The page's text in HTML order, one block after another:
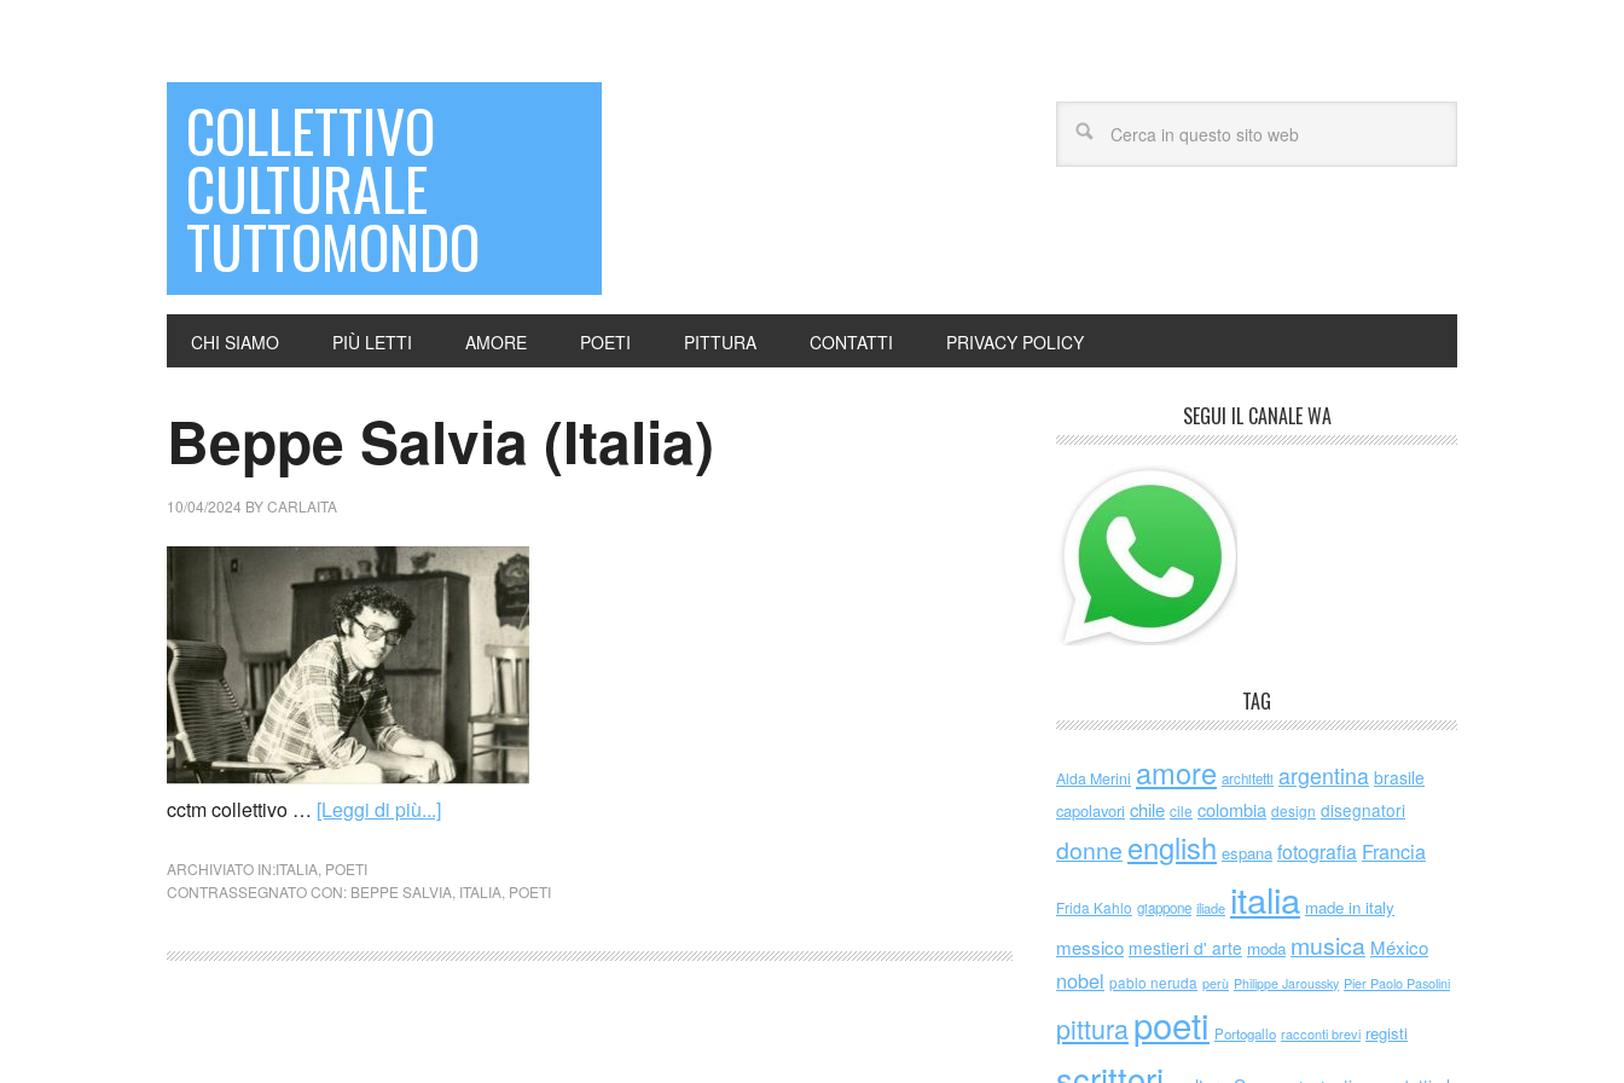
COLLETTIVO
CULTURALE
TUTTOMONDO
CHI SIAMO PIÙ LETTI AMORE POETI PITTURA CONTATTI PRIVACY POLICY
Beppe Salvia (Italia)
10/04/2024 BYCARLAITA
cctm collettivo … [Leggi di più...]
ARCHIVIATO IN:ITALIA POETI
CONTRASSEGNATO CON: BEPPE SALVIA ITALIA POETI
SEGUI IL CANALE WA
TAG
Alda Merini amore architetti argentina brasile
capolavori chile cile colombia design disegnatori
donne english espana fotografia Francia
Frida Kahlo giappone iliade italia made in italy
messico mestieri d' arte moda musica México
nobel pablo neruda perù Philippe Jaroussky Pier Paolo Pasolini
pitturapoeti Portogallo racconti brevi registi